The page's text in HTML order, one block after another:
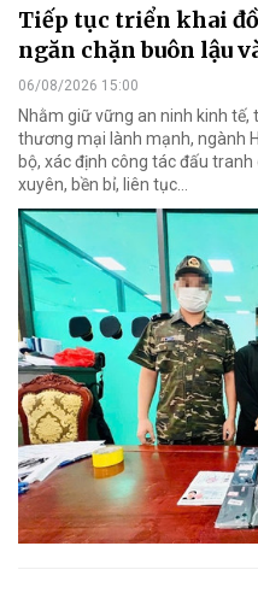
Tiếp tục triển khai
ngăn chặn buôn lậu
06/08/2026 15:00
Nhằm giữ vững an ninh kinh
thương mại lành mạnh, ngành
bộ, xác định công tác đấu
xuyên, bền bỉ, liên tục…